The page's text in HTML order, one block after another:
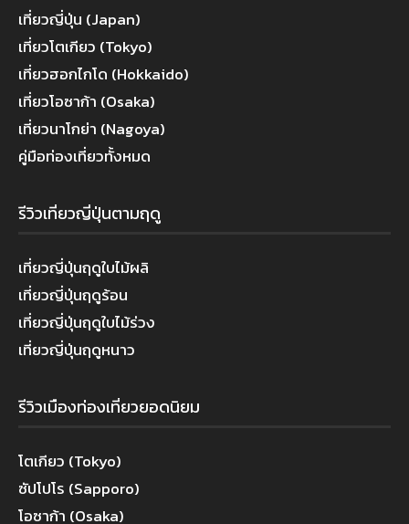
เที่ยวญี่ปุ่น (Japan)
เที่ยวโตเกียว (Tokyo)
เที่ยวฮอกไกโด (Hokkaido)
เที่ยวโอซาก้า (Osaka)
เที่ยวนาโกย่า (Nagoya)
คู่มือท่องเที่ยวทั้งหมด
รีวิวเที่ยวญี่ปุ่นตามฤดู
เที่ยวญี่ปุ่นฤดูใบไม้ผลิ
เที่ยวญี่ปุ่นฤดูร้อน
เที่ยวญี่ปุ่นฤดูใบไม้ร่วง
เที่ยวญี่ปุ่นฤดูหนาว
รีวิวเมืองท่องเที่ยวยอดนิยม
โตเกียว (Tokyo)
ซัปโปโร (Sapporo)
โอซาก้า (Osaka)